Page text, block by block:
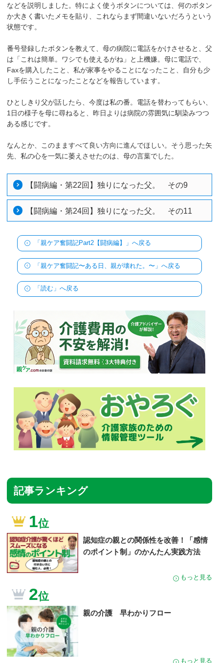
などを説明しました。特によく使うボタンについては、何のボタン
か大きく書いたメモを貼り、これならまず間違いないだろうという
状態です。
番号登録したボタンを教えて、母の病院に電話をかけさせると、父
は「これは簡単。ワシでも使えるがね」と上機嫌。母に電話で、
Faxを購入したこと、私が家事をやることになったこと、自分も少
し手伝うことになったことなどを報告しています。
ひとしきり父が話したら、今度は私の番。電話を替わってもらい、
1日の様子を母に尋ねると、昨日よりは病院の雰囲気に馴染みつつ
ある感じです。
なんとか、このまますべて良い方向に進んでほしい。そう思った矢
先、私の心を一気に萎えさせたのは、母の言葉でした。
【闘病編・第22回】独りになった父。 その9
【闘病編・第24回】独りになった父。 その11
「親ケア奮闘記Part2【闘病編】」へ戻る
「親ケア奮闘記〜ある日、親が壊れた。〜」へ戻る
「読む」へ戻る
記事ランキング
1位
認知症の親との関係性を改善！「感情
のポイント制」のかんたん実践方法
もっと見る
2位
親の介護 早わかりフロー
もっと見る